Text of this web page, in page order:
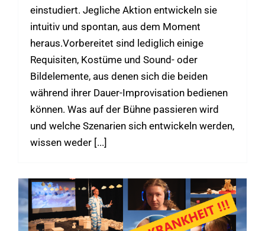
einstudiert. Jegliche Aktion entwickeln sie
intuitiv und spontan, aus dem Moment
heraus.Vorbereitet sind lediglich einige
Requisiten, Kostüme und Sound- oder
Bildelemente, aus denen sich die beiden
während ihrer Dauer-Improvisation bedienen
können. Was auf der Bühne passieren wird
und welche Szenarien sich entwickeln werden,
wissen weder [...]